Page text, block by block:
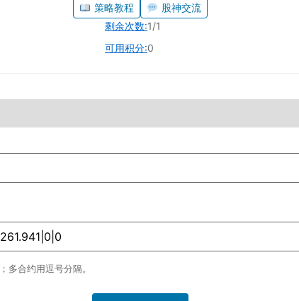
策略教程
股神交流
剩余次数:1/1
可用积分:0
；多合约用逗号分隔。